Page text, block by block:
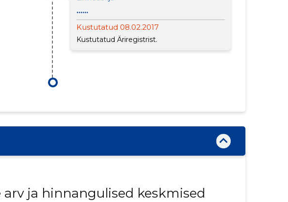
......
Kustutatud 08.02.2017
Kustutatud Äriregistrist.
ja hinnangulised keskmised